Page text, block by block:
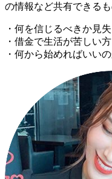
の情報など共有できる
・何を信じるべきか見
・借金で生活が苦しい方
・何から始めればいい